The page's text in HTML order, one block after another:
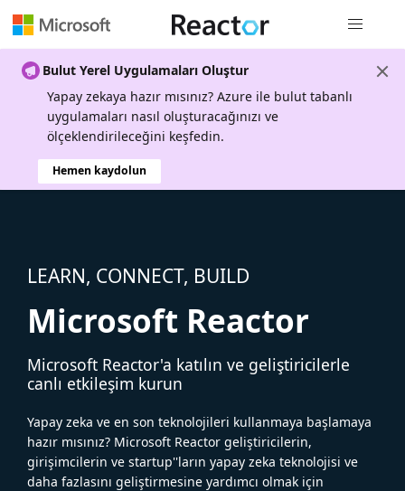
Bulut Yerel Uygulamaları Oluştur
Yapay zekaya hazır mısınız? Azure ile bulut tabanlı
uygulamaları nasıl oluşturacağınızı ve
ölçeklendirileceğini keşfedin.
Hemen kaydolun
LEARN, CONNECT, BUILD
Microsoft Reactor
Microsoft Reactor'a katılın ve geliştiricilerle
canlı etkileşim kurun
Yapay zeka ve en son teknolojileri kullanmaya başlamaya
hazır mısınız? Microsoft Reactor geliştiricilerin,
girişimcilerin ve startup''ların yapay zeka teknolojisi ve
daha fazlasını geliştirmesine yardımcı olmak için